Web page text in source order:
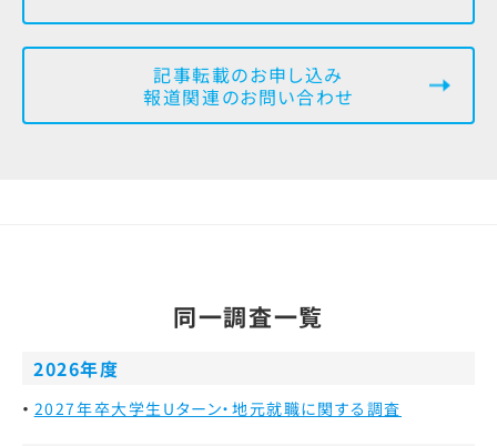
記事転載のお申し込み
報道関連のお問い合わせ
同一調査一覧
2026年度
2027年卒大学生Uターン・地元就職に関する調査